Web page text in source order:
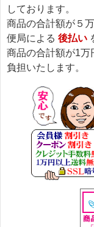
しております。
商品の合計額が５
便局による 後払い
商品の合計額が1万
負担いたします。